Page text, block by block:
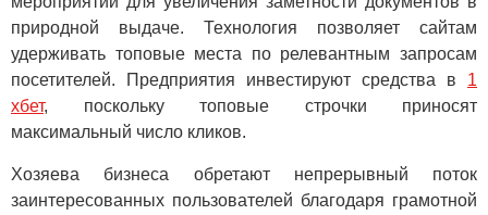
природной выдаче. Технология позволяет сайтам
удерживать топовые места по релевантным запросам
посетителей. Предприятия инвестируют средства в 1
хбет, поскольку топовые строчки приносят
максимальный число кликов.
Хозяева бизнеса обретают непрерывный поток
заинтересованных пользователей благодаря грамотной